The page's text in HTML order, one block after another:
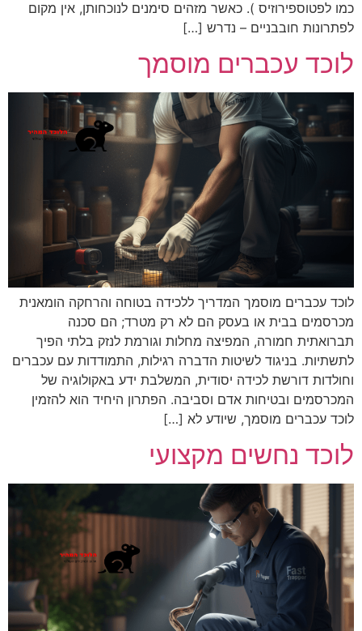
כמו לפטוספירוזיס ). כאשר מזהים סימנים לנוכחותן, אין מקום
לפתרונות חובבניים – נדרש […]
לוכד עכברים מוסמך
לוכד עכברים מוסמך המדריך ללכידה בטוחה והרחקה הומאנית
מכרסמים בבית או בעסק הם לא רק מטרד; הם סכנה
תברואתית חמורה, המפיצה מחלות וגורמת לנזק בלתי הפיך
לתשתיות. בניגוד לשיטות הדברה רגילות, התמודדות עם עכברים
וחולדות דורשת לכידה יסודית, המשלבת ידע באקולוגיה של
המכרסמים ובטיחות אדם וסביבה. הפתרון היחיד הוא להזמין
לוכד עכברים מוסמך, שיודע לא […]
לוכד נחשים מקצועי